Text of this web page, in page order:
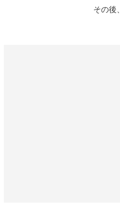
その後、